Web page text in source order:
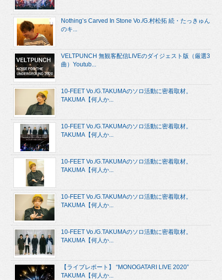
Nothing’s Carved In Stone Vo./G.村松拓 続・たっきゅん
のキ...
VELTPUNCH 無観客配信LIVEのダイジェスト版（厳選3
曲）Youtub...
10-FEET Vo./G.TAKUMAのソロ活動に密着取材。
TAKUMA【何人か...
10-FEET Vo./G.TAKUMAのソロ活動に密着取材。
TAKUMA【何人か...
10-FEET Vo./G.TAKUMAのソロ活動に密着取材。
TAKUMA【何人か...
10-FEET Vo./G.TAKUMAのソロ活動に密着取材。
TAKUMA【何人か...
10-FEET Vo./G.TAKUMAのソロ活動に密着取材。
TAKUMA【何人か...
【ライブレポート】 “MONOGATARI LIVE 2020”
TAKUMA【何人か...